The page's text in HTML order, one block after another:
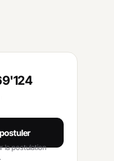
la postulation